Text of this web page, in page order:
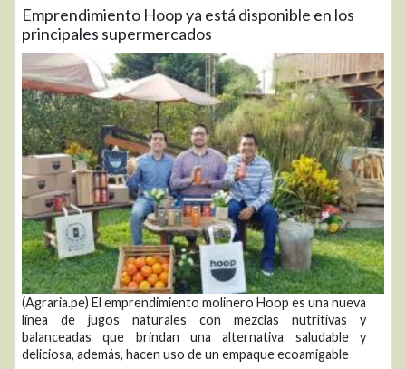
Emprendimiento Hoop ya está disponible en los
principales supermercados
(Agraria.pe) El emprendimiento molinero Hoop es una nueva
línea de jugos naturales con mezclas nutritivas y
balanceadas que brindan una alternativa saludable y
deliciosa, además, hacen uso de un empaque ecoamigable